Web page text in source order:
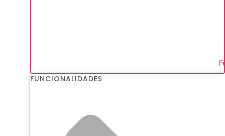
FUNCIONALIDADES